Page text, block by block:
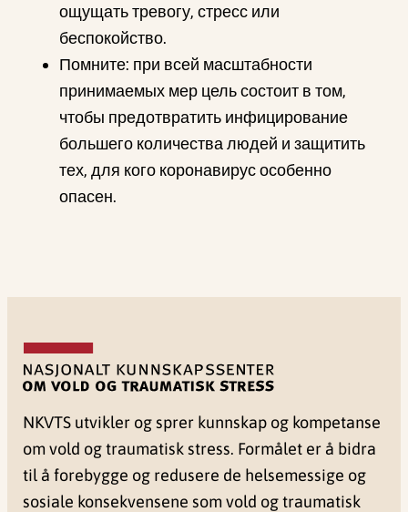
ощущать тревогу, стресс или
беспокойство.
Помните: при всей масштабности
принимаемых мер цель состоит в том,
чтобы предотвратить инфицирование
большего количества людей и защитить
тех, для кого коронавирус особенно
опасен.
NKVTS utvikler og sprer kunnskap og kompetanse
om vold og traumatisk stress. Formålet er å bidra
til å forebygge og redusere de helsemessige og
sosiale konsekvensene som vold og traumatisk